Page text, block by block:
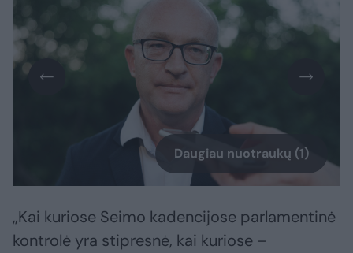
Daugiau nuotraukų (1)
„Kai kuriose Seimo kadencijose parlamentinė
kontrolė yra stipresnė, kai kuriose –